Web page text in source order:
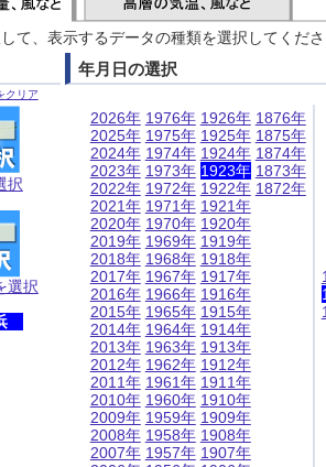
て、表示するデータの種類を選択してくだ
クリア
択
選択
年月日の選択
2026年
2025年
2024年
2023年
2022年
2021年
2020年
2019年
2018年
2017年
2016年
2015年
2014年
2013年
2012年
2011年
2010年
2009年
2008年
2007年
1976年
1975年
1974年
1973年
1972年
1971年
1970年
1969年
1968年
1967年
1966年
1965年
1964年
1963年
1962年
1961年
1960年
1959年
1958年
1957年
1926年
1925年
1924年
1923年
1922年
1921年
1920年
1919年
1918年
1917年
1916年
1915年
1914年
1913年
1912年
1911年
1910年
1909年
1908年
1907年
1876年
1875年
1874年
1873年
1872年